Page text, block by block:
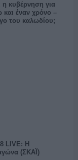
κυβέρνηση για
και έναν χρόνο –
του καλωδίου;
LIVE: Η
(ΣΚΑΪ)